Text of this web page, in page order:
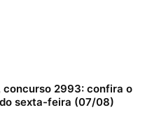
concurso 2993: confira o
sexta-feira (07/08)